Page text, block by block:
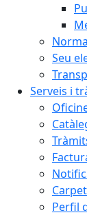
Seu
Serveis i
Perfil